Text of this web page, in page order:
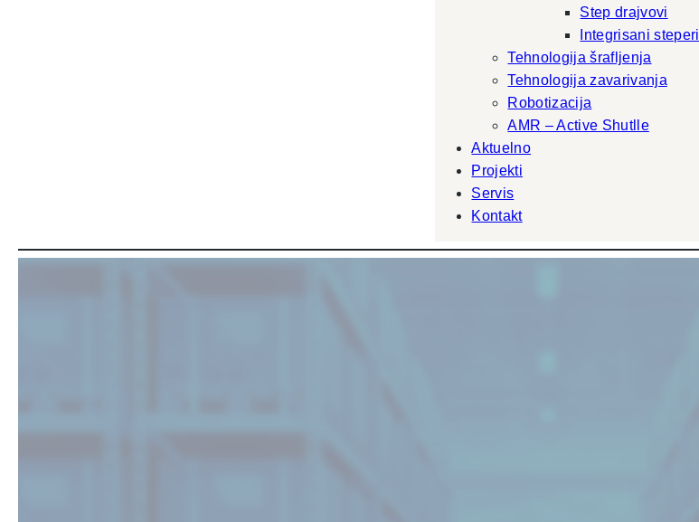
Step drajvovi
Integrisani steperi
Tehnologija šrafljenja
Tehnologija zavarivanja
Robotizacija
AMR – Active Shutlle
Aktuelno
Projekti
Servis
Kontakt